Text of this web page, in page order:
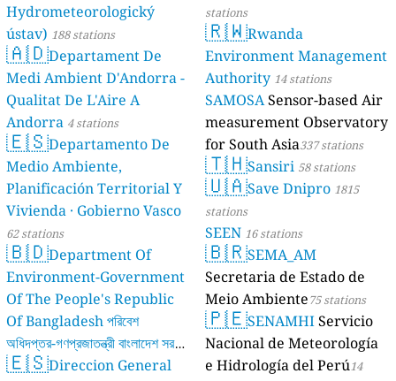
Hydrometeorologický
ústav) 188 stations
🇦🇩Departament De
Medi Ambient D'Andorra -
Qualitat De L'Aire A
Andorra 4 stations
🇪🇸Departamento De
Medio Ambiente,
Planificación Territorial Y
Vivienda · Gobierno Vasco
62 stations
🇧🇩Department Of
Environment-Government
Of The People's Republic
Of Bangladesh পরিবেশ
অধিদপ্তর-গণপ্রজাতন্ত্রী বাংলাদেশ সরকার
17 stations
🇪🇸Direccion General
stations
🇷🇼Rwanda
Environment Management
Authority 14 stations
SAMOSASensor-based Air
measurement Observatory
for South Asia337 stations
🇹🇭Sansiri 58 stations
🇺🇦Save Dnipro 1815
stations
SEEN 16 stations
🇧🇷SEMA_AM
Secretaria de Estado de
Meio Ambiente75 stations
🇵🇪SENAMHIServicio
Nacional de Meteorología
e Hidrología del Perú14